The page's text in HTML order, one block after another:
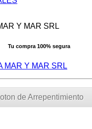
Y MAR SRL
Tu compra 100% segura
de Arrepentimiento